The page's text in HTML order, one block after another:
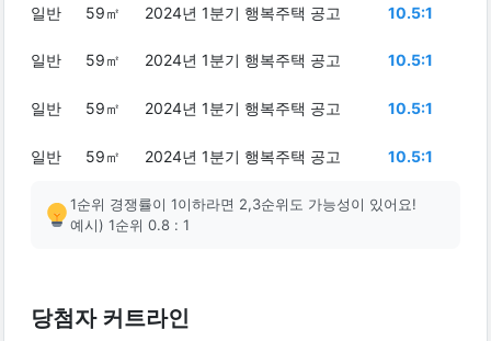
일반 59㎡ 2024년 1분기 행복주택 공고 10.5:1
일반 59㎡ 2024년 1분기 행복주택 공고 10.5:1
일반 59㎡ 2024년 1분기 행복주택 공고 10.5:1
일반 59㎡ 2024년 1분기 행복주택 공고 10.5:1
1순위 경쟁률이 1이하라면 2,3순위도 가능성이 있어요!
예시) 1순위 0.8 : 1
당첨자 커트라인